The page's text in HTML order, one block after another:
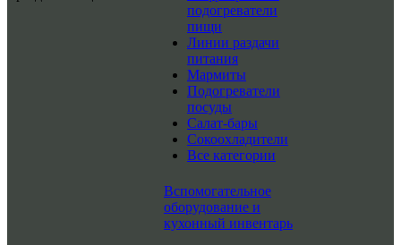
подогреватели
пищи
Линии раздачи
питания
Мармиты
Подогреватели
посуды
Салат-бары
Сокоохладители
Все категории
Вспомогательное
оборудование и
кухонный инвентарь